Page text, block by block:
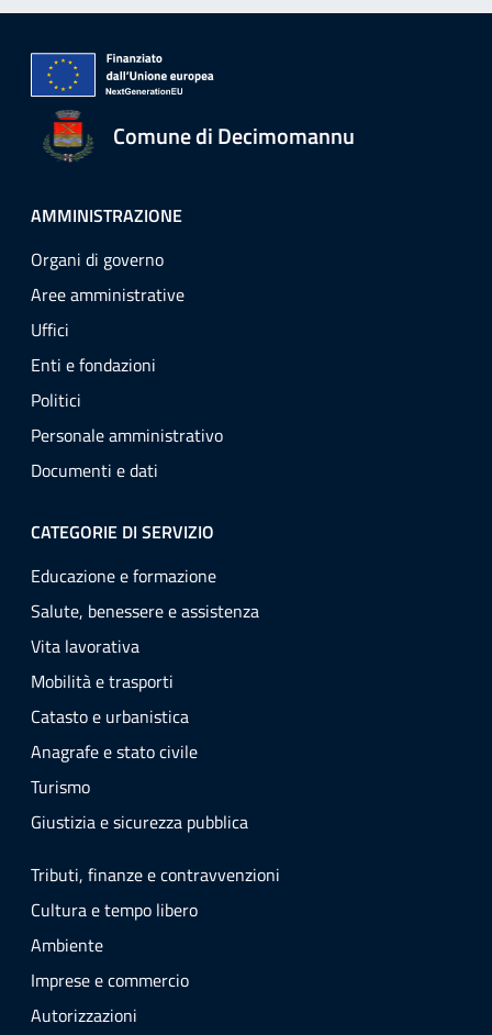
Comune di Decimomannu
AMMINISTRAZIONE
Organi di governo
Aree amministrative
Uffici
Enti e fondazioni
Politici
Personale amministrativo
Documenti e dati
CATEGORIE DI SERVIZIO
Educazione e formazione
Salute, benessere e assistenza
Vita lavorativa
Mobilità e trasporti
Catasto e urbanistica
Anagrafe e stato civile
Turismo
Giustizia e sicurezza pubblica
Tributi, finanze e contravvenzioni
Cultura e tempo libero
Ambiente
Imprese e commercio
Autorizzazioni